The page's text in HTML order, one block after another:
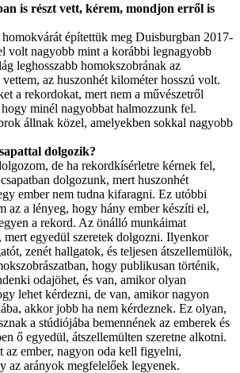
is részt vett, kérem, mondjon erről is
építettük meg Duisburgban 2017-
volt nagyobb mint a korábbi legnagyobb
leghosszabb homokszobrának az
vettem, az huszonhét kilométer hosszú volt.
a rekordokat, mert nem a művészetről
minél nagyobbat halmozzunk fel.
állnak közel, amelyekben sokkal nagyobb
dolgozik?
de ha rekordkísérletre kérnek fel,
dolgozunk, mert huszonhét
ember nem tudna kifaragni. Ez utóbbi
az a lényeg, hogy hány ember készíti el,
a rekord. Az önálló munkáimat
mert egyedül szeretek dolgozni. Ilyenkor
zenét hallgatok, és teljesen átszellemülök,
hogy publikusan történik,
odajöhet, és van, amikor olyan
lehet kérdezni, de van, amikor nagyon
akkor jobb ha nem kérdeznek. Ez olyan,
a stúdiójába bemennének az emberek és
ő egyedül, átszellemülten szeretne alkotni.
az ember, nagyon oda kell figyelni,
az arányok megfelelőek legyenek.